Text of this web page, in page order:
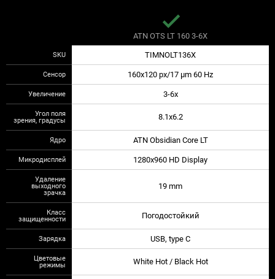
done
ATN OTS LT 160 3-6X
SKU TIMNOLT136X
Сенсор 160x120 px/17 µm 60 Hz
Увеличение 3-6x
Угол поля
зрения, градусы 8.1x6.2
Ядро ATN Obsidian Core LT
Микродисплей 1280x960 HD Display
Удаление
выходного
зрачка
19 mm
Класс
защищенности Погодостойкий
Зарядка USB, type C
Цветовые
режимы White Hot / Black Hot